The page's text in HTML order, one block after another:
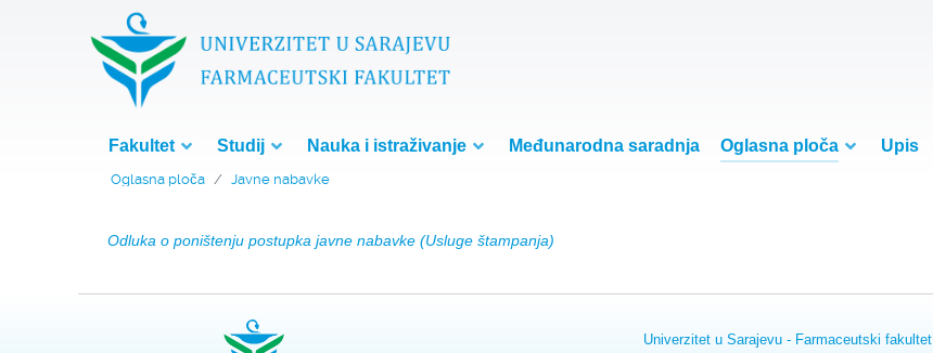
Fakultet Studij Nauka i istraživanje Međunarodna saradnja Oglasna ploča Upis
Oglasna ploča Javne nabavke
Odluka o poništenju postupka javne nabavke (Usluge štampanja)
Univerzitet u Sarajevu - Farmaceutski fakultet